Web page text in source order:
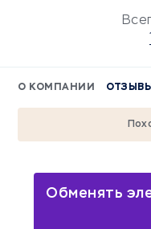
О КОМПАНИИ
Обменять